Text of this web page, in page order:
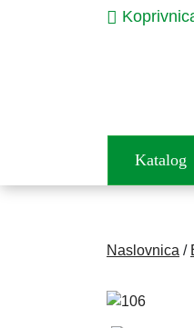
Katalog
Naslovnica /